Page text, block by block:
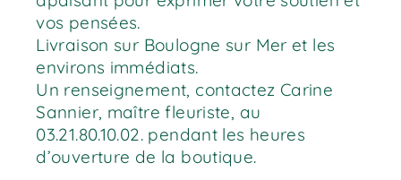
vos pensées.
Livraison sur Boulogne sur Mer et les
environs immédiats.
Un renseignement, contactez Carine
Sannier, maître fleuriste, au
03.21.80.10.02. pendant les heures
d’ouverture de la boutique.